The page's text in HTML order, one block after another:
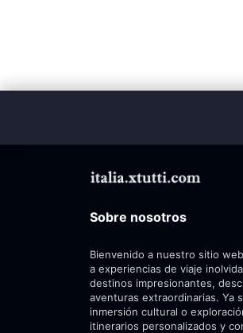
Sobre nosotros
Bienvenido a nuestro sitio
a experiencias de viaje
destinos impresionantes,
aventuras extraordinarias. Ya
inmersión cultural o
itinerarios personalizados y